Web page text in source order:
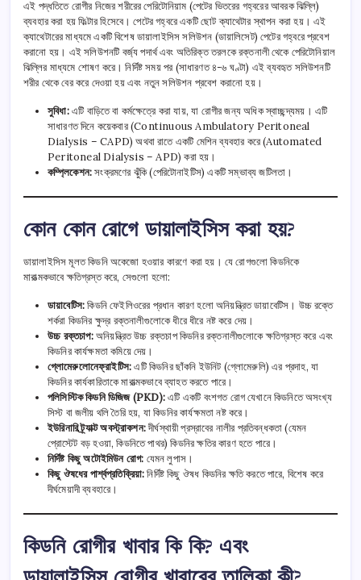
এই পদ্ধতিতে রোগীর নিজের শরীরের পেরিটোনিয়াম (পেটের ভিতরের গহ্বরের আবরক ঝিল্লি)
ব্যবহার করা হয় ফিল্টার হিসেবে। পেটের গহ্বরে একটি ছোট ক্যাথেটার স্থাপন করা হয়। এই
ক্যাথেটারের মাধ্যমে একটি বিশেষ ডায়ালাইসিস সলিউশন (ডায়ালিসেট) পেটের গহ্বরে প্রবেশ
করানো হয়। এই সলিউশনটি বর্জ্য পদার্থ এবং অতিরিক্ত তরলকে রক্তনালী থেকে পেরিটোনিয়াল
ঝিল্লির মাধ্যমে শোষণ করে। নির্দিষ্ট সময় পর (সাধারণত ৪-৬ ঘণ্টা) এই ব্যবহৃত সলিউশনটি
শরীর থেকে বের করে দেওয়া হয় এবং নতুন সলিউশন প্রবেশ করানো হয়।
সুবিধা:এটি বাড়িতে বা কর্মক্ষেত্রে করা যায়, যা রোগীর জন্য অধিক স্বাচ্ছন্দ্যময়। এটি
সাধারণত দিনে কয়েকবার (Continuous Ambulatory Peritoneal
Dialysis – CAPD) অথবা রাতে একটি মেশিন ব্যবহার করে (Automated
Peritoneal Dialysis – APD) করা হয়।
কম্প্লিকেশন:সংক্রমণের ঝুঁকি (পেরিটোনাইটিস) একটি সম্ভাব্য জটিলতা।
কোন কোন রোগে ডায়ালাইসিস করা হয়?
ডায়ালাইসিস মূলত কিডনি অকেজো হওয়ার কারণে করা হয়। যে রোগগুলো কিডনিকে
মারাত্মকভাবে ক্ষতিগ্রস্ত করে, সেগুলো হলো:
ডায়াবেটিস:কিডনি ফেইলিওরের প্রধান কারণ হলো অনিয়ন্ত্রিত ডায়াবেটিস। উচ্চ রক্তে
শর্করা কিডনির ক্ষুদ্র রক্তনালীগুলোকে ধীরে ধীরে নষ্ট করে দেয়।
উচ্চ রক্তচাপ:অনিয়ন্ত্রিত উচ্চ রক্তচাপ কিডনির রক্তনালীগুলোকে ক্ষতিগ্রস্ত করে এবং
কিডনির কার্যক্ষমতা কমিয়ে দেয়।
গ্লোমেরুলোনেফ্রাইটিস:এটি কিডনির ছাঁকনি ইউনিট (গ্লোমেরুলি) এর প্রদাহ, যা
কিডনির কার্যকারিতাকে মারাত্মকভাবে ব্যাহত করতে পারে।
পলিসিস্টিক কিডনি ডিজিজ (PKD):এটি একটি বংশগত রোগ যেখানে কিডনিতে অসংখ্য
সিস্ট বা জলীয় থলি তৈরি হয়, যা কিডনির কার্যক্ষমতা নষ্ট করে।
ইউরিনারি ট্র্যাক্ট অবস্ট্রাকশন:দীর্ঘস্থায়ী প্রস্রাবের নালীর প্রতিবন্ধকতা (যেমন
প্রোস্টেট বড় হওয়া, কিডনিতে পাথর) কিডনির ক্ষতির কারণ হতে পারে।
নির্দিষ্ট কিছু অটোইমিউন রোগ: যেমন লুপাস।
কিছু ঔষধের পার্শ্বপ্রতিক্রিয়া:নির্দিষ্ট কিছু ঔষধ কিডনির ক্ষতি করতে পারে, বিশেষ করে
দীর্ঘমেয়াদী ব্যবহারে।
কিডনি রোগীর খাবার কি কি? এবং